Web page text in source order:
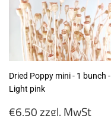
(VAT/IVA
excl.)
Dried Poppy mini - 1 bunch -
Light pink
Regular
€6,50 zzgl. MwSt